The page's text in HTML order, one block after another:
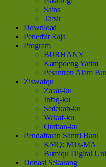
Sains
Tafsir
Download
Penerbit Raja
Program
BURHANY
Kampoeng Yatim
Pesantren Alam
Ziswafqu
Zakat-ku
Infaq-ku
Sedekah-ku
Wakaf-ku
Qurban-ku
Pendaftaran Santri Baru
KMQ: MTs-MA
Bumiqu Digital
Donasi Sekarang